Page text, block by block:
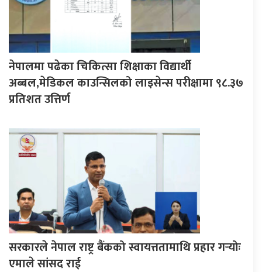
नेपालमा पढेका चिकित्सा शिक्षाका विद्यार्थी
अब्बल,मेडिकल काउन्सिलको लाइसेन्स परीक्षामा ९८.३७
प्रतिशत उत्तिर्ण
सरकारले नेपाल राष्ट्र बैंकको स्वायत्ततामाथि प्रहार गर्‍योः
एमाले सांसद राई